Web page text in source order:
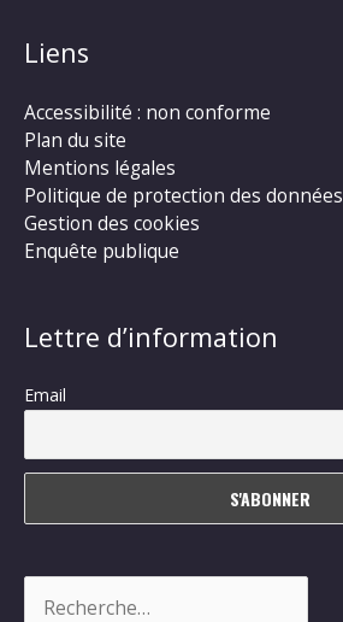
Liens
Accessibilité : non conforme
Plan du site
Mentions légales
Politique de protection des données
Gestion des cookies
Enquête publique
Lettre d’information
Email